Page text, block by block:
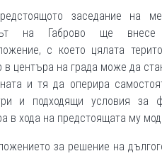
заседание на
на Габрово ще внесе
с което цялата
в центъра на града може да
и тя да оперира
и подходящи условия за
в хода на предстоящата му
за решение на